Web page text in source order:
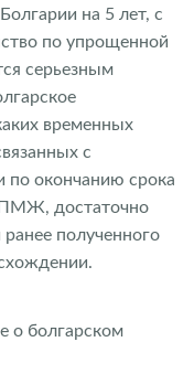
на 5 лет, с
по упрощенной
серьезным
временных
с
по окончанию срока
достаточно
полученного
о болгарском